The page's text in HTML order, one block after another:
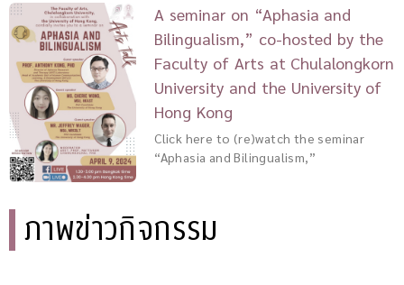
A seminar on “Aphasia and
Bilingualism,” co-hosted by the
Faculty of Arts at Chulalongkorn
University and the University of
Hong Kong
Click here to (re)watch the seminar
“Aphasia and Bilingualism,”
ภาพข่าวกิจกรรม